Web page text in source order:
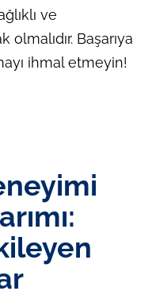
ve
Başarıya
ihmal etmeyin!